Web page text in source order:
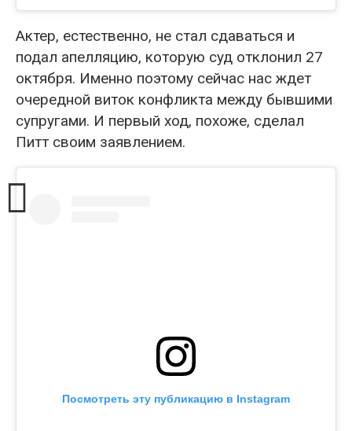
Актер, естественно, не стал сдаваться и
подал апелляцию, которую суд отклонил 27
октября. Именно поэтому сейчас нас ждет
очередной виток конфликта между бывшими
супругами. И первый ход, похоже, сделал
Питт своим заявлением.
Посмотреть эту публикацию в Instagram